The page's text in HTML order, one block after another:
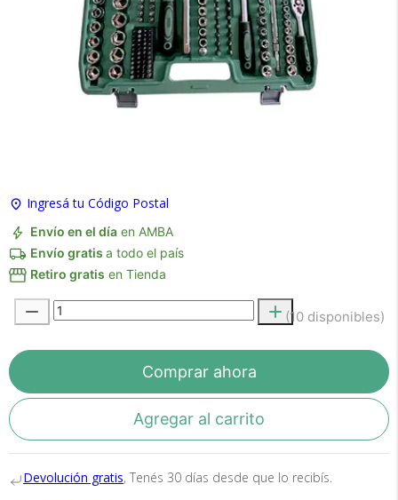
Ingresá tu Código Postal
Envío en el día en AMBA
Envío gratis a todo el país
Retiro gratis en Tienda
(10 disponibles)
Comprar ahora
Agregar al carrito
Devolución gratis, Tenés 30 días desde que lo recibís.
Medios de Pago
Recibí el producto que esperabas o
En Bidcom te aseguramos recibir el producto
que esperabas o te devolvemos el 100% de tu
dinero!